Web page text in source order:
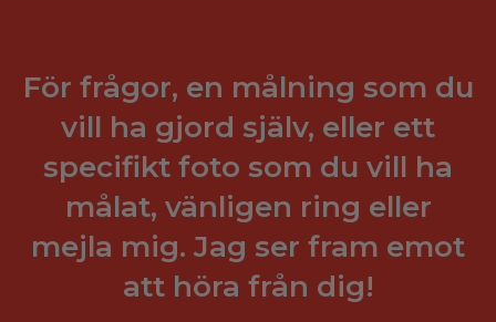
För frågor, en målning som du
vill ha gjord själv, eller ett
specifikt foto som du vill ha
målat, vänligen ring eller
mejla mig. Jag ser fram emot
att höra från dig!